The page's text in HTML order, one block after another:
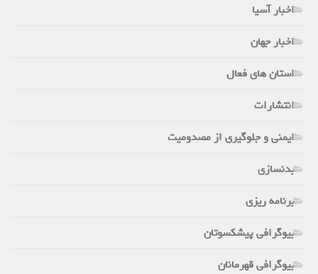
اخبار آسیا
اخبار جهان
استان های فعال
انتشارات
ایمنی و جلوگیری از مصدومیت
بدنسازی
برنامه ریزی
بیوگرافی پیشکسوتان
بیوگرافی قهرمانان